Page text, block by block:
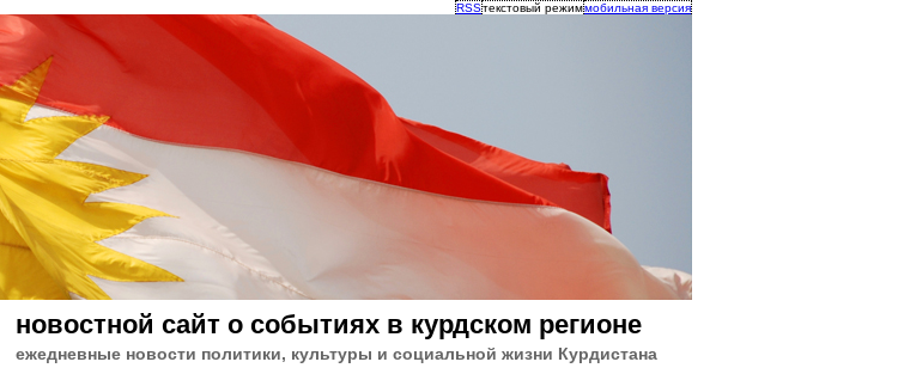
RSSтекстовый режиммобильная версия
новостной сайт о событиях в курдском регионе
ежедневные новости политики, культуры и социальной жизни Курдистана